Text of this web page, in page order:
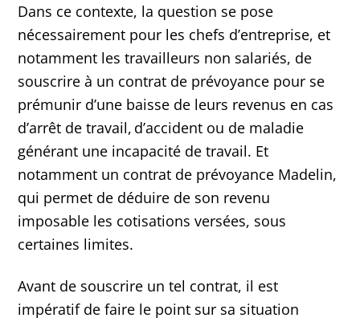
Dans ce contexte, la question se pose
nécessairement pour les chefs d’entreprise, et
notamment les travailleurs non salariés, de
souscrire à un contrat de prévoyance pour se
prémunir d’une baisse de leurs revenus en cas
d’arrêt de travail, d’accident ou de maladie
générant une incapacité de travail. Et
notamment un contrat de prévoyance Madelin,
qui permet de déduire de son revenu
imposable les cotisations versées, sous
certaines limites.
Avant de souscrire un tel contrat, il est
impératif de faire le point sur sa situation